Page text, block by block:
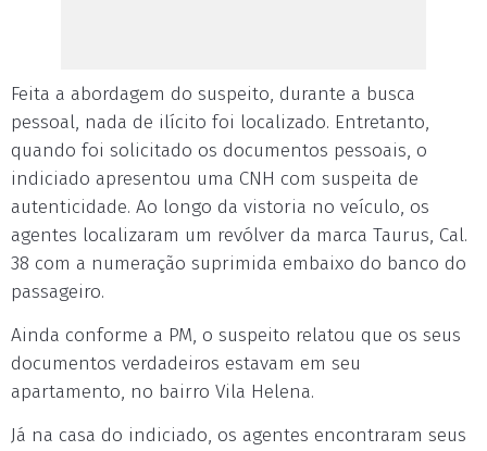
Feita a abordagem do suspeito, durante a busca
pessoal, nada de ilícito foi localizado. Entretanto,
quando foi solicitado os documentos pessoais, o
indiciado apresentou uma CNH com suspeita de
autenticidade. Ao longo da vistoria no veículo, os
agentes localizaram um revólver da marca Taurus, Cal.
38 com a numeração suprimida embaixo do banco do
passageiro.
Ainda conforme a PM, o suspeito relatou que os seus
documentos verdadeiros estavam em seu
apartamento, no bairro Vila Helena.
Já na casa do indiciado, os agentes encontraram seus